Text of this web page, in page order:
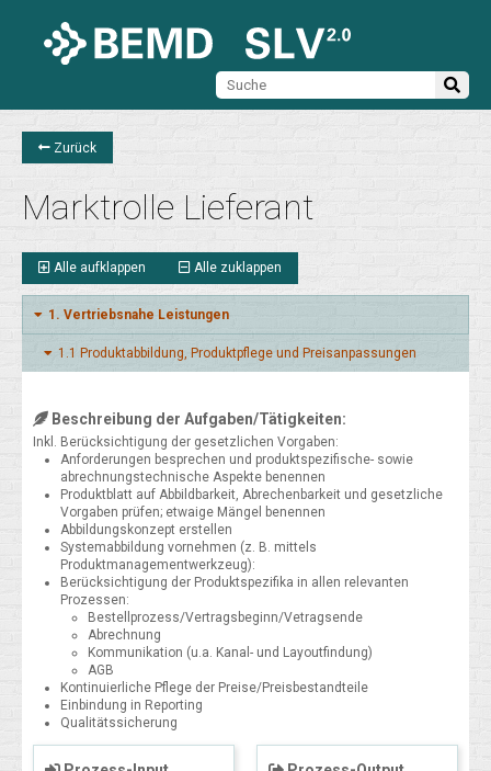
Zurück
Marktrolle Lieferant
Alle aufklappen Alle zuklappen
1. Vertriebsnahe Leistungen
1.1 Produkt­abbildung, Produkt­pflege und Preis­anpassungen
Beschreibung der Aufgaben/Tätigkeiten:
Inkl. Berücksichtigung der gesetzlichen Vorgaben:
Anforderungen besprechen und produktspezifische- sowie
abrechnungstechnische Aspekte benennen
Produktblatt auf Abbildbarkeit, Abrechenbarkeit und gesetzliche
Vorgaben prüfen; etwaige Mängel benennen
Abbildungskonzept erstellen
Systemabbildung vornehmen (z. B. mittels
Produktmanagementwerkzeug):
Berücksichtigung der Produktspezifika in allen relevanten
Prozessen:
Bestellprozess/Vertragsbeginn/Vetragsende
Abrechnung
Kommunikation (u.a. Kanal- und Layoutfindung)
AGB
Kontinuierliche Pflege der Preise/Preisbestandteile
Einbindung in Reporting
Qualitätssicherung